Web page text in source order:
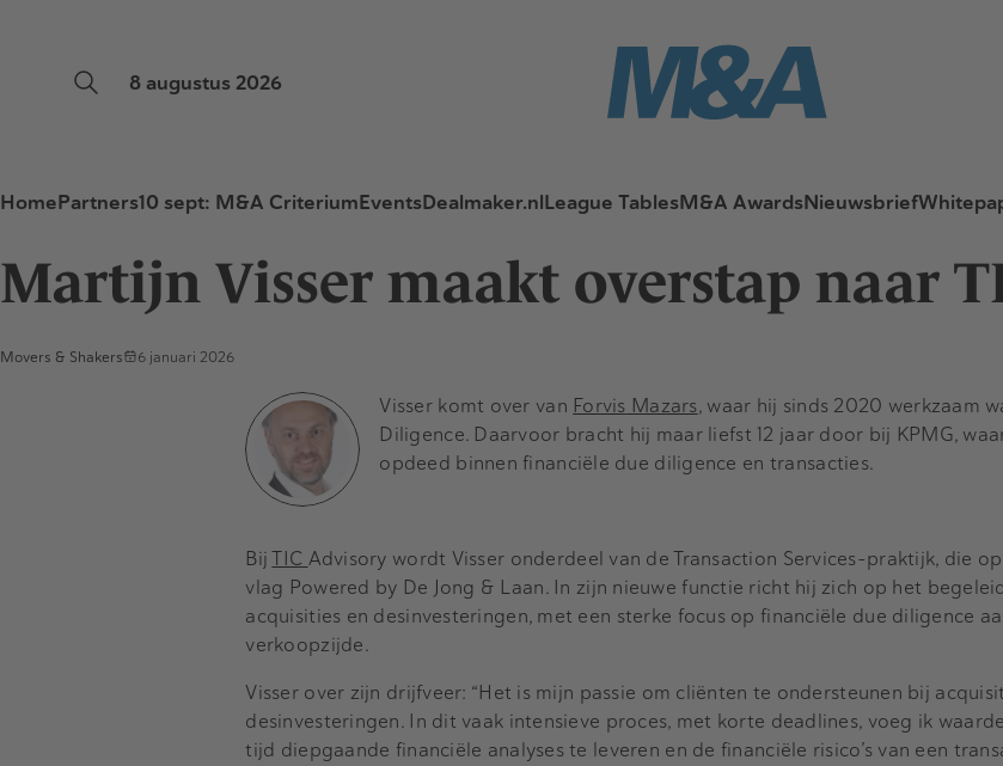
8 augustus 2026
HomePartners10 sept: M&A CriteriumEventsDealmaker.nlLeague TablesM&A AwardsNieuwsbrief
Martijn Visser maakt overstap naar
Movers & Shakers 6 januari 2026
Visser komt over van Forvis Mazars, waar hij sinds 2020 werkzaam
Diligence. Daarvoor bracht hij maar liefst 12 jaar door bij KPMG,
opdeed binnen financiële due diligence en transacties.
BijTIC Advisory wordt Visser onderdeel van de Transaction Services-praktijk, die
vlag Powered by De Jong & Laan. In zijn nieuwe functie richt hij zich op het
acquisities en desinvesteringen, met een sterke focus op financiële due diligence
verkoopzijde.
Visser over zijn drijfveer: “Het is mijn passie om cliënten te ondersteunen bij
desinvesteringen. In dit vaak intensieve proces, met korte deadlines, voeg ik
tijd diepgaande financiële analyses te leveren en de financiële risico’s van een